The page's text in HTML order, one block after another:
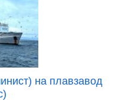
на плавзавод